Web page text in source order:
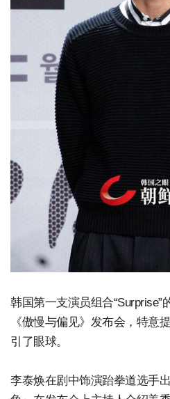
韩国第一支演员组合“Surprise”
《傲慢与偏见》发布会，特意
引了眼球。
李泰焕在剧中饰演跆拳道选手